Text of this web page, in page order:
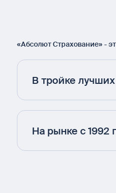
«Абсолют Страхование» -
В тройке
На рынке с 1992